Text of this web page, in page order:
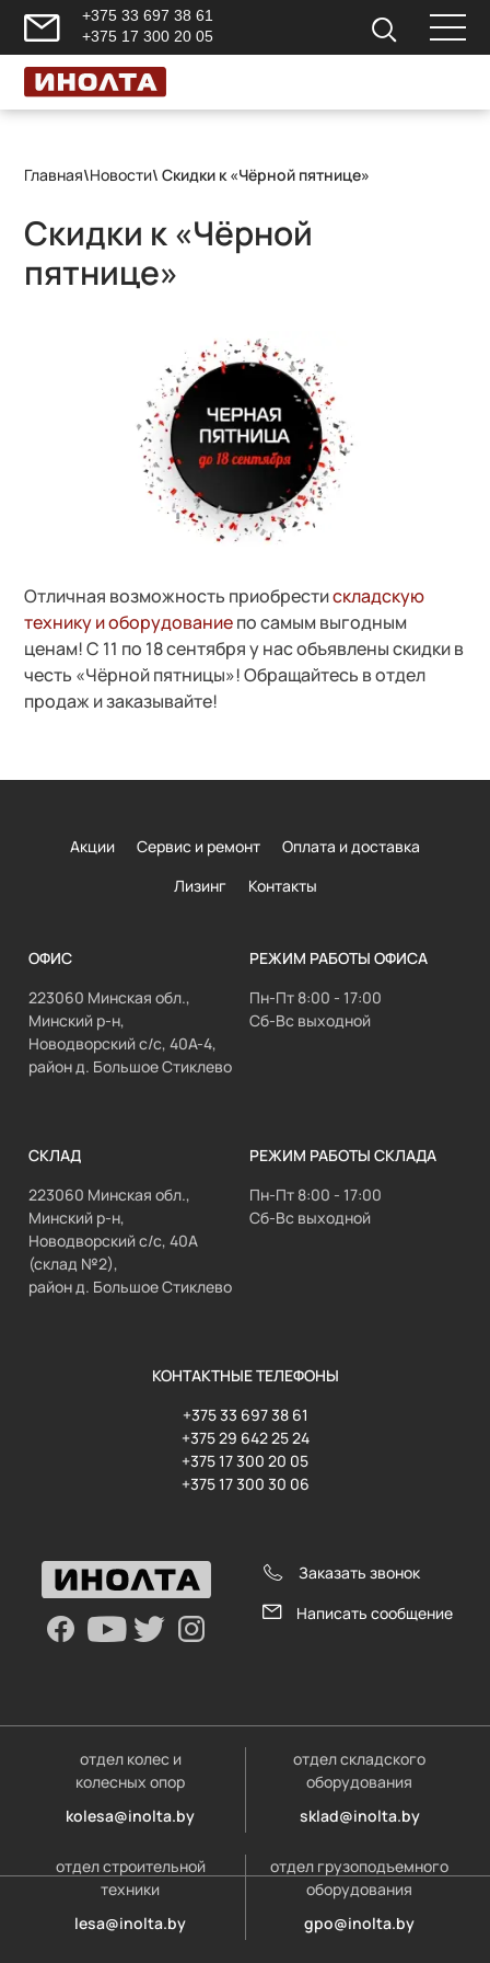
+375 33 697 38 61
+375 17 300 20 05
Главная\Новости\ Скидки к «Чёрной пятнице»
Скидки к «Чёрной
пятнице»
Отличная возможность приобрестискладскую
технику и оборудованиепо самым выгодным
ценам! С 11 по 18 сентября у нас объявлены скидки в
честь «Чёрной пятницы»! Обращайтесь в отдел
продаж и заказывайте!
Акции Сервис и ремонт
Оплата и доставка
Лизинг
Контакты
ОФИС
223060 Минская обл.,
Минский р-н,
Новодворский с/с, 40А-4,
район д. Большое Стиклево
РЕЖИМ РАБОТЫ ОФИСА
Пн-Пт 8:00 - 17:00
Сб-Вс выходной
СКЛАД
223060 Минская обл.,
Минский р-н,
Новодворский с/с, 40А
(склад №2),
район д. Большое Стиклево
РЕЖИМ РАБОТЫ СКЛАДА
Пн-Пт 8:00 - 17:00
Сб-Вс выходной
КОНТАКТНЫЕ ТЕЛЕФОНЫ
+375 33 697 38 61
+375 29 642 25 24
+375 17 300 20 05
+375 17 300 30 06
Заказать звонок
Написать сообщение
отдел колес и
колесных опор
kolesa@inolta.by
отдел складского
оборудования
sklad@inolta.by
отдел строительной
техники
lesa@inolta.by
отдел грузоподъемного
оборудования
gpo@inolta.by